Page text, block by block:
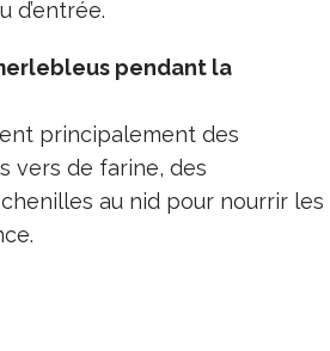
d’entrée.
pendant la
principalement des
vers de farine, des
au nid pour nourrir les